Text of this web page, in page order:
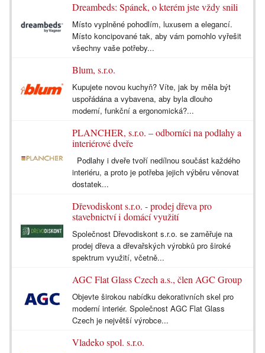
Dreambeds: Spánek, o kterém jste vždy snili
Místo vyplněné pohodlím, luxusem a elegancí.
Místo koncipované tak, aby vám pomohlo vyřešit
všechny vaše potřeby...
Blum, s.r.o.
Kupujete novou kuchyň? Víte, jak by měla být
uspořádána a vybavena, aby byla dlouho
moderní, funkční a ergonomická?...
PLANCHER, s.r.o. – odborníci na podlahy a
interiérové dveře
Podlahy i dveře tvoří nedílnou součást každého
interiéru, a proto je potřeba jejich výběru věnovat
dostatek...
Dřevodiskont s.r.o. - prodej dřeva pro
stavebnictví i domácí využití
Společnost Dřevodiskont s.r.o. se zaměřuje na
prodej dřeva a dřevařských výrobků pro široké
spektrum využití, včetně...
AGC Flat Glass Czech a.s., člen AGC Group
Objevte širokou nabídku dekorativních skel pro
moderní interiér. Společnost AGC Flat Glass
Czech je největší výrobce...
Vladeko spol. s.r.o.